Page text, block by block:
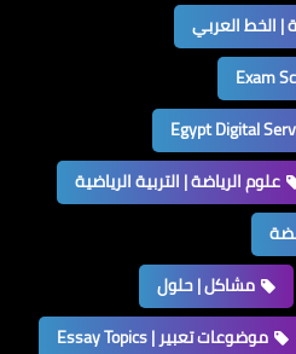
| الخط العربي
علوم الرياضة | التربية الرياضية
مشاكل | حلول
موضوعات تعبير | Essay Topics